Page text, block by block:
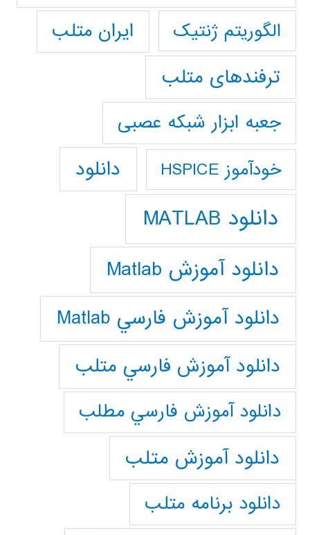
الگوریتم ژنتیک
ایران متلب
ترفندهای متلب
جعبه ابزار شبکه عصبی
خودآموز HSPICE دانلود
دانلود MATLAB
دانلود آموزش Matlab
دانلود آموزش فارسي Matlab
دانلود آموزش فارسي متلب
دانلود آموزش فارسي مطلب
دانلود آموزش متلب
دانلود برنامه متلب